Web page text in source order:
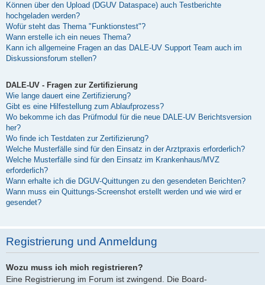
Können über den Upload (DGUV Dataspace) auch Testberichte
hochgeladen werden?
Wofür steht das Thema "Funktionstest"?
Wann erstelle ich ein neues Thema?
Kann ich allgemeine Fragen an das DALE-UV Support Team auch im
Diskussionsforum stellen?
DALE-UV - Fragen zur Zertifizierung
Wie lange dauert eine Zertifizierung?
Gibt es eine Hilfestellung zum Ablaufprozess?
Wo bekomme ich das Prüfmodul für die neue DALE-UV Berichtsversion
her?
Wo finde ich Testdaten zur Zertifizierung?
Welche Musterfälle sind für den Einsatz in der Arztpraxis erforderlich?
Welche Musterfälle sind für den Einsatz im Krankenhaus/MVZ
erforderlich?
Wann erhalte ich die DGUV-Quittungen zu den gesendeten Berichten?
Wann muss ein Quittungs-Screenshot erstellt werden und wie wird er
gesendet?
Registrierung und Anmeldung
Wozu muss ich mich registrieren?
Eine Registrierung im Forum ist zwingend. Die Board-